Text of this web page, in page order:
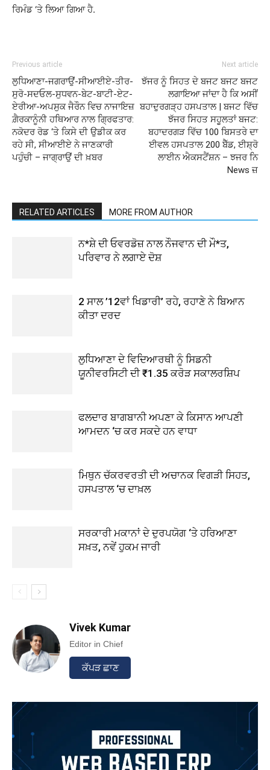
ਰਿਮੰਡ ‘ਤੇ ਲਿਆ ਗਿਆ ਹੈ.
Previous article
ਲੁਧਿਆਣਾ-ਜਗਰਾਉਂ-ਸੀਆਈਏ-ਤੀਰ-
ਸੁਰੋ-ਸਦਓਲ-ਸੁਧਵਨ-ਬੇਟ-ਬਾਟੀ-ਏਟ-
ਏਰੀਆ-ਅਪਸੁਕ ਜੈਰੌਨ ਵਿਚ ਨਾਜਾਇਜ਼
ਗ਼ੈਰਕਾਨੂੰਨੀ ਹਥਿਆਰ ਨਾਲ ਗ੍ਰਿਫਤਾਰ:
ਨਕੋਦਰ ਰੋਡ ‘ਤੇ ਕਿਸੇ ਦੀ ਉਡੀਕ ਕਰ
ਰਹੇ ਸੀ, ਸੀਆਈਏ ਨੇ ਜਾਣਕਾਰੀ
ਪਹੁੰਚੀ – ਜਾਗ੍ਰਾਉਂ ਦੀ ਖ਼ਬਰ
Next article
ਝੱਜਰ ਨੂੰ ਸਿਹਤ ਦੇ ਬਜਟ ਬਜਟ ਬਜਟ
ਲਗਾਇਆ ਜਾਂਦਾ ਹੈ ਕਿ ਅਸੀਂ
ਬਹਾਦੁਰਗੜ੍ਹ ਹਸਪਤਾਲ | ਬਜਟ ਵਿੱਚ
ਝੱਜਰ ਸਿਹਤ ਸਹੂਲਤਾਂ ਬਜਟ:
ਬਹਾਦਰਗੜ ਵਿੱਚ 100 ਬਿਸਤਰੇ ਦਾ
ਈਵਲ ਹਸਪਤਾਲ 200 ਬੈੱਡ, ਈਸ਼੍ਰੋ
ਲਾਈਨ ਐਕਸਟੈਂਸ਼ਨ – ਝਜਰ ਨਿ
News ਜ਼
RELATED ARTICLES MORE FROM AUTHOR
ਨ*ਸ਼ੇ ਦੀ ਓਵਰਡੋਜ਼ ਨਾਲ ਨੌਜਵਾਨ ਦੀ ਮੌ*ਤ,
ਪਰਿਵਾਰ ਨੇ ਲਗਾਏ ਦੋਸ਼
2 ਸਾਲ ’12ਵਾਂ ਖਿਡਾਰੀ’ ਰਹੇ, ਰਹਾਣੇ ਨੇ ਬਿਆਨ
ਕੀਤਾ ਦਰਦ
ਲੁਧਿਆਣਾ ਦੇ ਵਿਦਿਆਰਥੀ ਨੂੰ ਸਿਡਨੀ
ਯੂਨੀਵਰਸਿਟੀ ਦੀ ₹1.35 ਕਰੋੜ ਸਕਾਲਰਸ਼ਿਪ
ਫਲਦਾਰ ਬਾਗਬਾਨੀ ਅਪਣਾ ਕੇ ਕਿਸਾਨ ਆਪਣੀ
ਆਮਦਨ ‘ਚ ਕਰ ਸਕਦੇ ਹਨ ਵਾਧਾ
ਮਿਥੁਨ ਚੱਕਰਵਰਤੀ ਦੀ ਅਚਾਨਕ ਵਿਗੜੀ ਸਿਹਤ,
ਹਸਪਤਾਲ ‘ਚ ਦਾਖ਼ਲ
ਸਰਕਾਰੀ ਮਕਾਨਾਂ ਦੇ ਦੁਰਪਯੋਗ ‘ਤੇ ਹਰਿਆਣਾ
ਸਖ਼ਤ, ਨਵੇਂ ਹੁਕਮ ਜਾਰੀ
Vivek Kumar
Editor in Chief
ਕੱਪੜ ਛਾਣ